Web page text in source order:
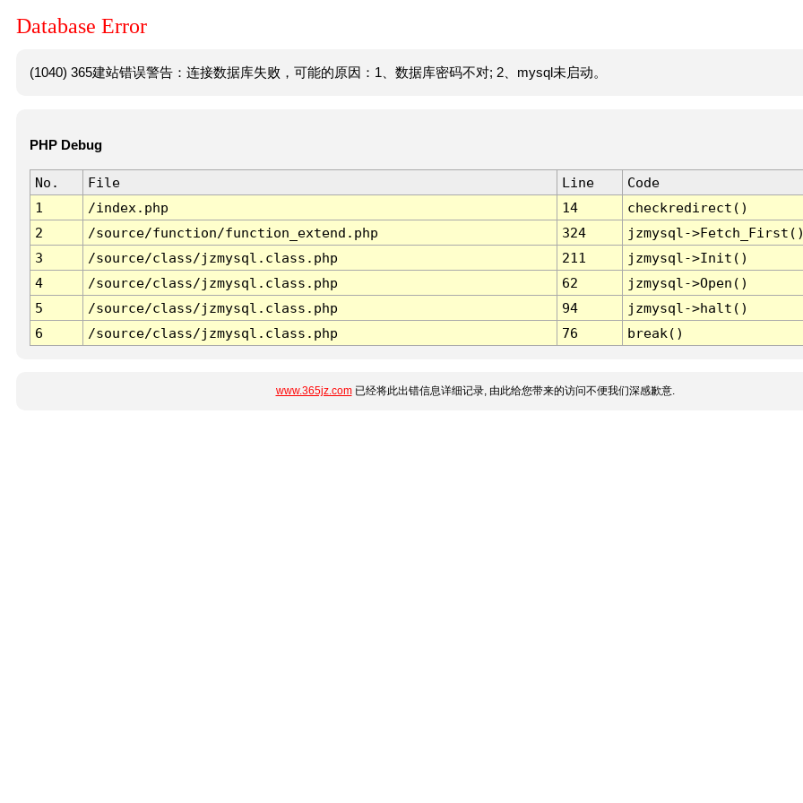
Database Error
(1040) 365建站错误警告：连接数据库失败，可能的原因：1、数据库密码不对; 2、mysql未启动。
PHP Debug
No. File Line
Code
1
/index.php 14
checkredirect()
2
/source/function/function_extend.php 324
jzmysql-
3
/source/class/jzmysql.class.php 211
jzmysql->Init()
4
/source/class/jzmysql.class.php 62
jzmysql->Open()
5
/source/class/jzmysql.class.php 94
jzmysql->halt()
6
/source/class/jzmysql.class.php 76 break()
www.365jz.com已经将此出错信息详细记录, 由此给您带来的访问不便我们深感歉意.